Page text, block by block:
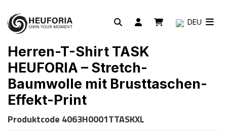
DEU
Herren-T-Shirt TASK
HEUFORIA – Stretch-
Baumwolle mit Brusttaschen-
Effekt-Print
Produktcode 4063H0001TTASKXL